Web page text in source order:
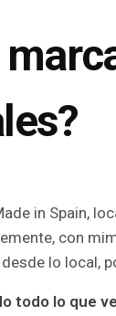
in Spain,
con
lo local,
todo lo que